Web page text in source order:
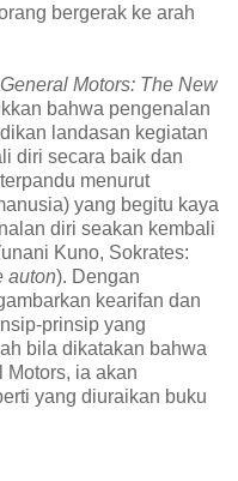
bergerak ke arah
Motors: The New
bahwa pengenalan
landasan kegiatan
diri secara baik dan
menurut
yang begitu kaya
diri seakan kembali
Kuno, Sokrates:
auton). Dengan
kearifan dan
prinsip yang
bila dikatakan bahwa
Motors, ia akan
yang diuraikan buku